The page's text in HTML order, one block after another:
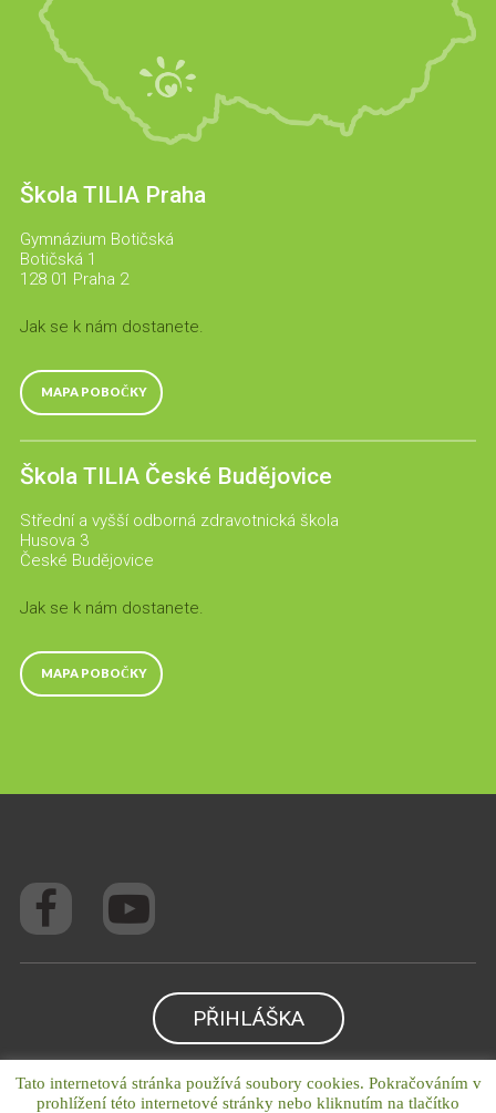
Škola TILIA Praha
Gymnázium Botičská
Botičská 1
128 01 Praha 2
Jak se k nám dostanete.
MAPA POBOČKY
Škola TILIA České Budějovice
Střední a vyšší odborná zdravotnická škola
Husova 3
České Budějovice
Jak se k nám dostanete.
MAPA POBOČKY
PŘIHLÁŠKA
Tato internetová stránka používá soubory cookies. Pokračováním v
prohlížení této internetové stránky nebo kliknutím na tlačítko